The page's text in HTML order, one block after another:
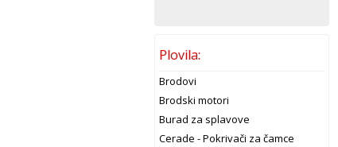
Plovila:
Brodovi
Brodski motori
Burad za splavove
Cerade - Pokrivači za čamce